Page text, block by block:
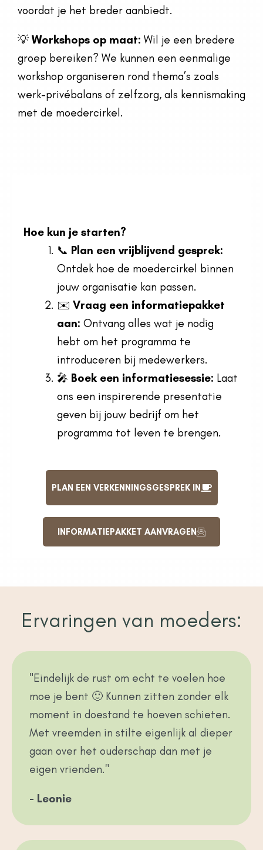
voordat je het breder aanbiedt.
💡 Workshops op maat: Wil je een bredere
groep bereiken? We kunnen een eenmalige
workshop organiseren rond thema’s zoals
werk-privébalans of zelfzorg, als kennismaking
met de moedercirkel.
Hoe kun je starten?
📞 Plan een vrijblijvend gesprek:
Ontdek hoe de moedercirkel binnen
jouw organisatie kan passen.
✉️ Vraag een informatiepakket
aan: Ontvang alles wat je nodig
hebt om het programma te
introduceren bij medewerkers.
🎤 Boek een informatiesessie: Laat
ons een inspirerende presentatie
geven bij jouw bedrijf om het
programma tot leven te brengen.
PLAN EEN VERKENNINGSGESPREK IN
INFORMATIEPAKKET AANVRAGEN
Ervaringen van moeders:
"Eindelijk de rust om echt te voelen hoe
moe je bent 🙂 Kunnen zitten zonder elk
moment in doestand te hoeven schieten.
Met vreemden in stilte eigenlijk al dieper
gaan over het ouderschap dan met je
eigen vrienden."
- Leonie